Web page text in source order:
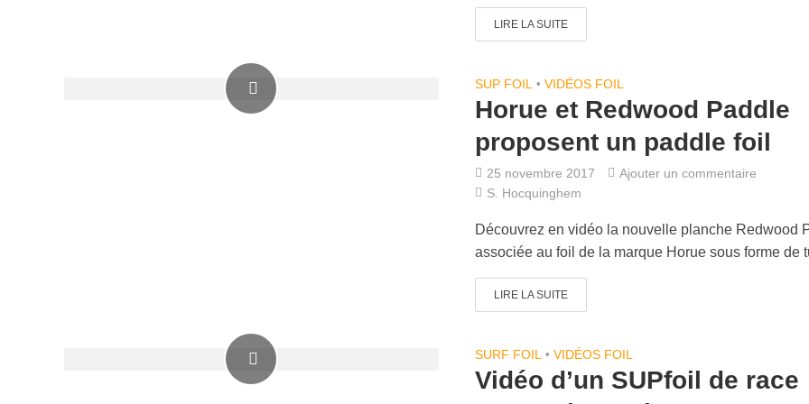
LIRE LA SUITE
SUP FOIL • VIDÉOS FOIL
Horue et Redwood Paddle
proposent un paddle foil
25 novembre 2017
Ajouter un commentaire
S. Hocquinghem
Découvrez en vidéo la nouvelle planche Redwood
associée au foil de la marque Horue sous forme de
LIRE LA SUITE
SURF FOIL • VIDÉOS FOIL
Vidéo d’un SUPfoil de race